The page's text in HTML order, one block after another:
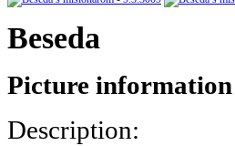
Beseda
Picture information
Description: